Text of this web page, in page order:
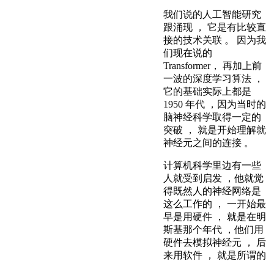
我们说的人工智能研究
跟涌现 ， 它是有比较直
接的技术关联 。 因为我
们现在说的
Transformer， 再加上前
一波的深度学习算法 ，
它的基础实际上都是
1950 年代 ，因为当时的
脑神经科学取得一定的
突破 ， 就是开始理解就
神经元之间的连接 。
计算机科学里边有一些
人就受到启发 ，他就觉
得既然人的神经网络是
这么工作的 ， 一开始最
早是用硬件 ， 就是在明
斯基那个年代 ，他们用
硬件去模拟神经元 ， 后
来用软件 ， 就是所谓的